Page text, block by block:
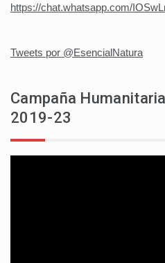
https://chat.whatsapp.com/
Tweets por @EsencialNatura
Campaña
2019-23